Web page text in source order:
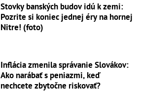
Stovky banských budov idú k zemi:
Pozrite si koniec jednej éry na hornej
Nitre! (foto)
Inflácia zmenila správanie Slovákov:
Ako narábať s peniazmi, keď
nechcete zbytočne riskovať?